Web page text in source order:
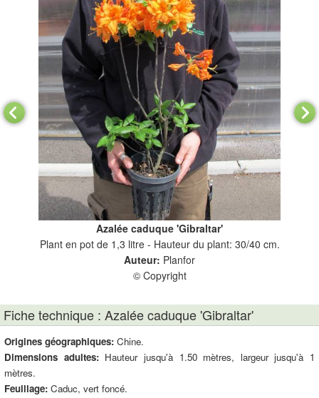
Azalée caduque 'Gibraltar'
Plant en pot de 1,3 litre - Hauteur du plant: 30/40 cm.
Auteur: Planfor
© Copyright
Fiche technique : Azalée caduque 'Gibraltar'
Origines géographiques: Chine.
Dimensions adultes:Hauteur jusqu'à 1.50 mètres, largeur jusqu'à 1
mètres.
Feuillage: Caduc, vert foncé.